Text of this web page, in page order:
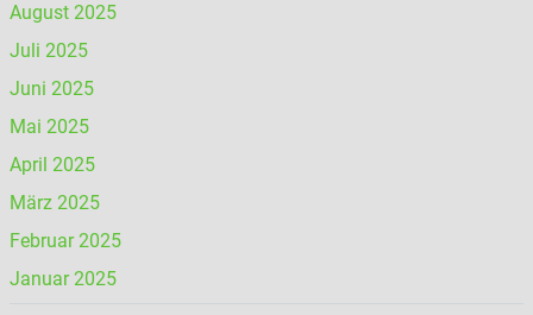
August 2025
Juli 2025
Juni 2025
Mai 2025
April 2025
März 2025
Februar 2025
Januar 2025